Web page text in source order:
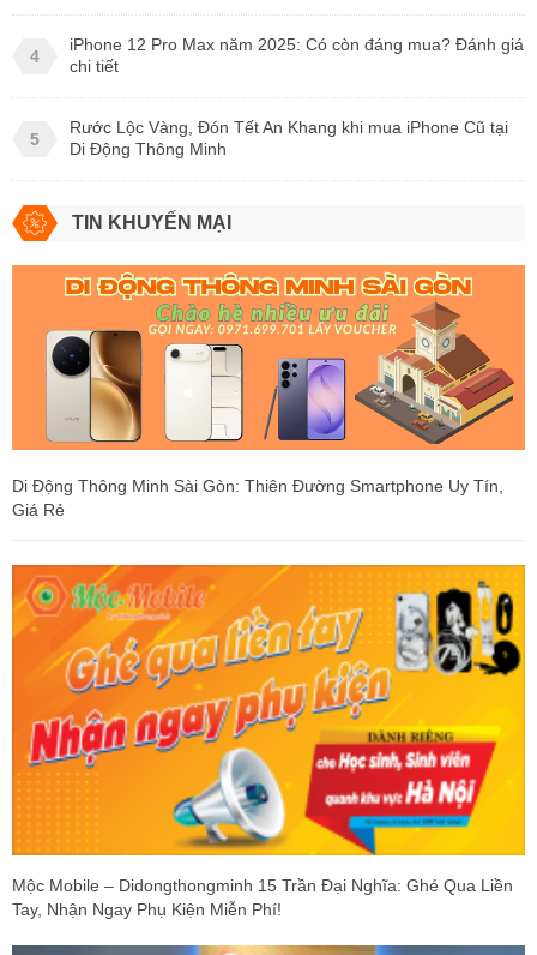
4
iPhone 12 Pro Max năm 2025: Có còn đáng mua? Đánh giá
chi tiết
5
Rước Lộc Vàng, Đón Tết An Khang khi mua iPhone Cũ tại
Di Động Thông Minh
TIN KHUYẾN MẠI
Di Động Thông Minh Sài Gòn: Thiên Đường Smartphone Uy Tín,
Giá Rẻ
Mộc Mobile – Didongthongminh 15 Trần Đại Nghĩa: Ghé Qua Liền
Tay, Nhận Ngay Phụ Kiện Miễn Phí!